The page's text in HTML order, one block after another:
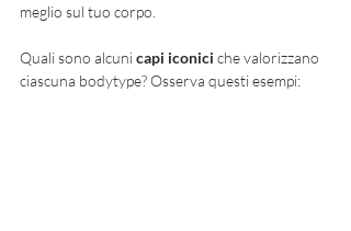
meglio sul tuo corpo.
Quali sono alcuni capi iconici che valorizzano
ciascuna bodytype? Osserva questi esempi: